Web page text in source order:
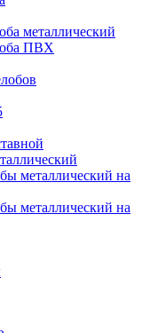
металлический
ПВХ
металлический на
металлический на